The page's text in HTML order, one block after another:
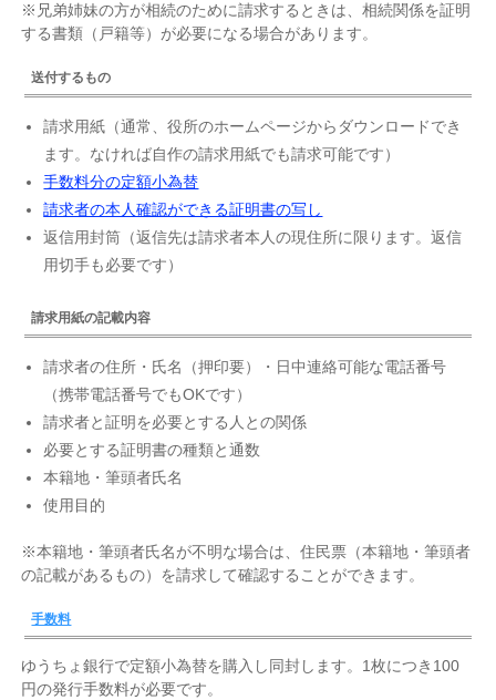
※兄弟姉妹の方が相続のために請求するときは、相続関係を証明
する書類（戸籍等）が必要になる場合があります。
送付するもの
請求用紙（通常、役所のホームページからダウンロードでき
ます。なければ自作の請求用紙でも請求可能です）
手数料分の定額小為替
請求者の本人確認ができる証明書の写し
返信用封筒（返信先は請求者本人の現住所に限ります。返信
用切手も必要です）
請求用紙の記載内容
請求者の住所・氏名（押印要）・日中連絡可能な電話番号
（携帯電話番号でもOKです）
請求者と証明を必要とする人との関係
必要とする証明書の種類と通数
本籍地・筆頭者氏名
使用目的
※本籍地・筆頭者氏名が不明な場合は、住民票（本籍地・筆頭者
の記載があるもの）を請求して確認することができます。
手数料
ゆうちょ銀行で定額小為替を購入し同封します。1枚につき100
円の発行手数料が必要です。